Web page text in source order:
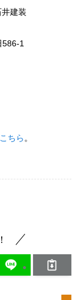
建装
586-1
こちら。